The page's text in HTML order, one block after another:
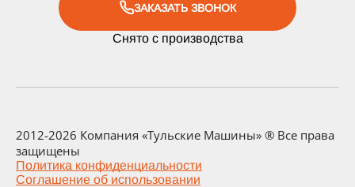
ЗАКАЗАТЬ ЗВОНОК
Снято с производства
2012-2026 Компания «Тульские Машины» ® Все права
защищены
Политика конфиденциальности
Соглашение об использовании